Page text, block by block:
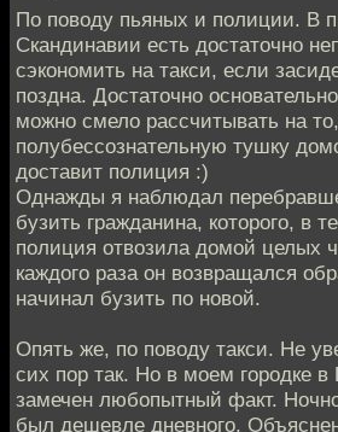
По поводу пьяных и полиции. В
Скандинавии есть достаточно
сэкономить на такси, если
поздна. Достаточно
можно смело рассчитывать на
полубессознательную тушку
доставит полиция :)
Однажды я наблюдал
бузить гражданина, которого, в
полиция отвозила домой целых
каждого раза он возвращался
начинал бузить по новой.
Опять же, по поводу такси. Не
сих пор так. Но в моем городке
замечен любопытный факт.
был дешевле дневного.